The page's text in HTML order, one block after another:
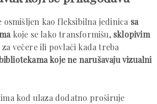
osmišljen kao fleksibilna jedinica sa
koje se lako transformišu,sklopivim
večere ili povlači kada treba
koje ne narušavaju vizualni
kod ulaza dodatno proširuje